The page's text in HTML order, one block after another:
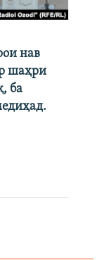
нав
шаҳри
ба